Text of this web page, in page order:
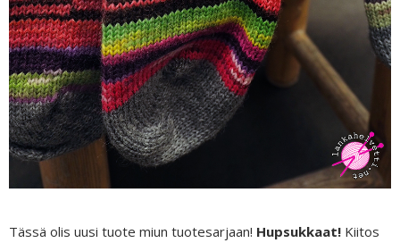
Tässä olis uusi tuote miun tuotesarjaan! Hupsukkaat! Kiitos